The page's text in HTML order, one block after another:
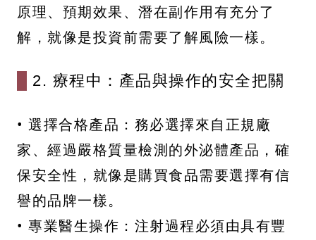
原理、預期效果、潛在副作用有充分了
解，就像是投資前需要了解風險一樣。
2. 療程中：產品與操作的安全把關
• 選擇合格產品：務必選擇來自正規廠
家、經過嚴格質量檢測的外泌體產品，確
保安全性，就像是購買食品需要選擇有信
譽的品牌一樣。
• 專業醫生操作：注射過程必須由具有豐